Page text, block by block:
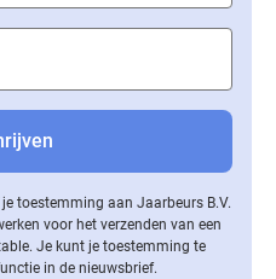
toestemming aan Jaarbeurs B.V.
voor het verzenden van een
Je kunt je toestemming te
in de nieuwsbrief.